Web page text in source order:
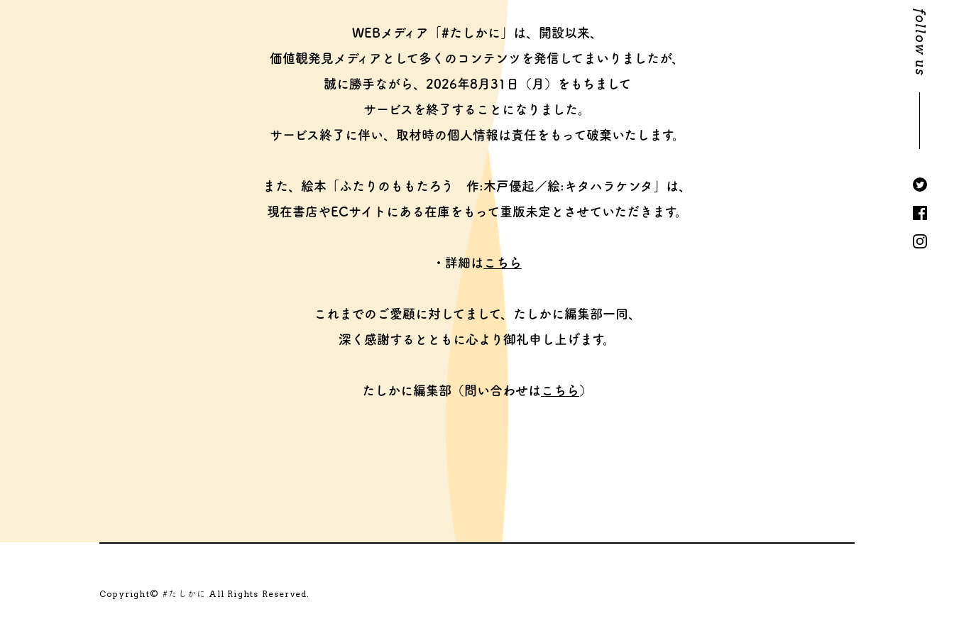
follow us
WEBメディア「#たしかに」は、開設以来、
価値観発見メディアとして多くのコンテンツを発信してまいりましたが、
誠に勝手ながら、2026年8月31日（月）をもちまして
サービスを終了することになりました。
サービス終了に伴い、取材時の個人情報は責任をもって破棄いたします。
また、絵本「ふたりのももたろう 作:木戸優起／絵:キタハラケンタ」は、
現在書店やECサイトにある在庫をもって重版未定とさせていただきます。
・詳細は こちら
これまでのご愛顧に対してまして、
たしかに編集部一同、
深く感謝するとともに心より御礼申し上げます。
たしかに編集部（問い合わせは こちら ）
Copyright© #たしかに All Rights Reserved.